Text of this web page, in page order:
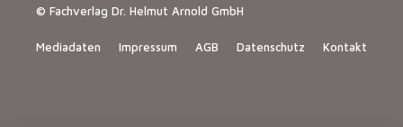
© Fachverlag Dr. Helmut Arnold GmbH
Mediadaten Impressum AGB Datenschutz Kontakt